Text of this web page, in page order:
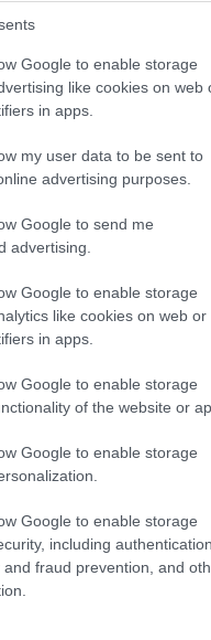
Google to enable storage
like cookies on web
in apps.
my user data to be sent to
advertising purposes.
Google to send me
advertising.
Google to enable storage
like cookies on web or
in apps.
Google to enable storage
of the website or
Google to enable storage
Google to enable storage
including authentication
and fraud prevention, and
Κύπρο στο
Συνεχίζονται
2026